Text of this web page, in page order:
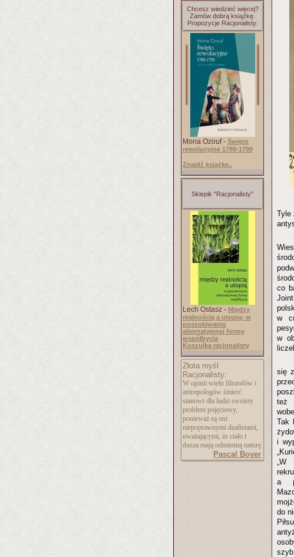
Chcesz wiedzieć więcej?
Zamów dobrą książkę.
Propozycje Racjonalisty:
Mona Ozouf - Święto
rewolucyjne 1789-1799
Znajdź książkę..
Sklepik "Racjonalisty"
Lech Ostasz - Między
realnością a utopią: w
poszukiwaniu
alternatywnej formy
współbycia
Koszulka racjonalisty
Złota myśl
Racjonalisty:
W opinii wielu filozofów i
antropologów śmierć
stanowi dla ludzi swoisty
problem pojęciowy,
ponieważ są oni
niepoprawnymi dualistami,
uważającymi, że ciało i
dusza mają odmienną naturę.
Pascal Boyer
Tyle
co
w
w
się
też
Tak
i
„W
a
do